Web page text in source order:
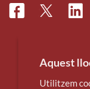
FacebookTwitter
Aquest
Utilitzem